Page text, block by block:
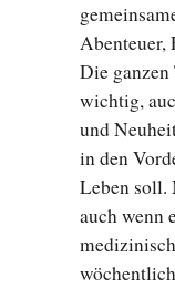
Abenteuer,
Die
wichtig,
und
in den
Leben soll.
auch wenn